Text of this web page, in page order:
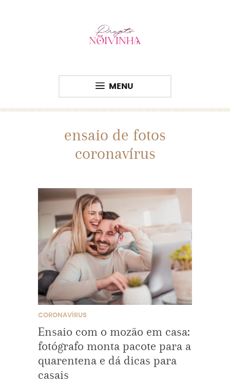
MENU
ensaio de fotos
coronavírus
CORONAVÍRUS
Ensaio com o mozão em casa:
fotógrafo monta pacote para a
quarentena e dá dicas para
casais